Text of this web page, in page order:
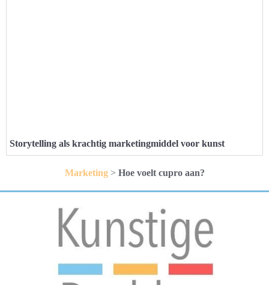
Storytelling als krachtig marketingmiddel voor kunst
Marketing> Hoe voelt cupro aan?